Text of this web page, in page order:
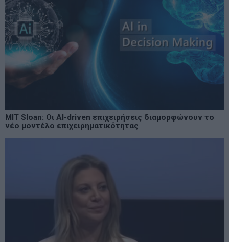
MIT Sloan: Οι AI-driven επιχειρήσεις διαμορφώνουν το
νέο μοντέλο επιχειρηματικότητας